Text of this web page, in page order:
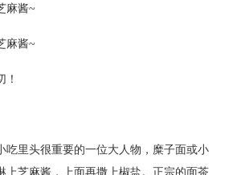
麻酱~
麻酱~
！
吃里头很重要的一位大人物，糜子面或小
上芝麻酱，上面再撒上椒盐。正宗的面茶